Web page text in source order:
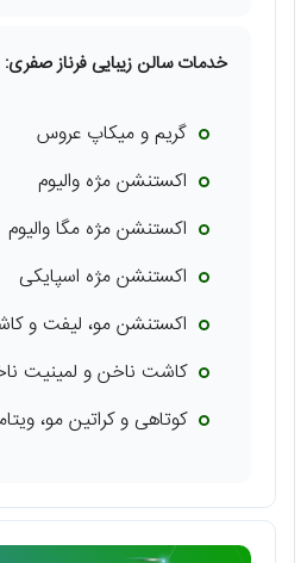
خدمات سالن زیبایی فرناز صفری:
گریم و میکاپ عروس
اکستنشن مژه والیوم
اکستنشن مژه مگا والیوم
اکستنشن مژه اسپایکی
اکستنشن مو، لیفت و
کاشت ناخن و لمینیت
کوتاهی و کراتین مو،